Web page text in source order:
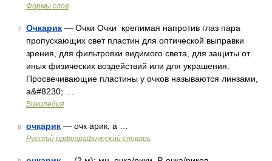
Формы слов
7 Очкарик — Очки Очки крепимая напротив глаз пара
пропускающих свет пластин для оптической выправки
зрения, для фильтровки видимого света, для защиты от
иных физических воздействий или для украшения.
Просвечивающие пластины у очков называются линзами,
а&#8230; …
Википедия
8 очкарик — очк арик, а …
Русский орфографический словарь